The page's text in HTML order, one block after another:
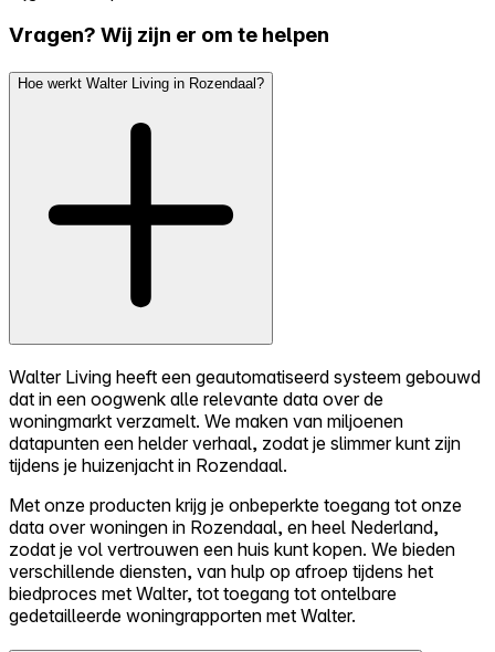
Vragen? Wij zijn er om te helpen
Hoe werkt Walter Living in Rozendaal?
Walter Living heeft een geautomatiseerd systeem gebouwd
dat in een oogwenk alle relevante data over de
woningmarkt verzamelt. We maken van miljoenen
datapunten een helder verhaal, zodat je slimmer kunt zijn
tijdens je huizenjacht in Rozendaal.
Met onze producten krijg je onbeperkte toegang tot onze
data over woningen in Rozendaal, en heel Nederland,
zodat je vol vertrouwen een huis kunt kopen. We bieden
verschillende diensten, van hulp op afroep tijdens het
biedproces met Walter, tot toegang tot ontelbare
gedetailleerde woningrapporten met Walter.